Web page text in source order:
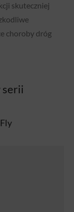
skuteczniej
choroby dróg
serii